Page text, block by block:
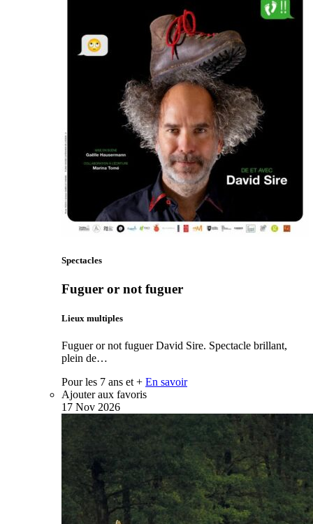
Spectacles
Fuguer or not fuguer
Lieux multiples
Fuguer or not fuguer David Sire. Spectacle brillant,
plein de…
Pour les 7 ans et + En savoir
Ajouter aux favoris
17 Nov 2026